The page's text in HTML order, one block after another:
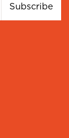
Subscribe